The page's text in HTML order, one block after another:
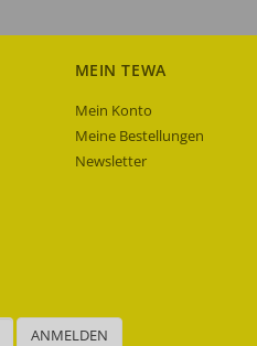
MEIN TEWA
Mein Konto
Meine Bestellungen
Newsletter
ANMELDEN